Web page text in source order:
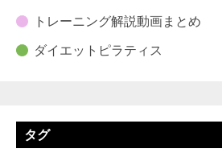
トレーニング解説動画まとめ
ダイエットピラティス
タグ